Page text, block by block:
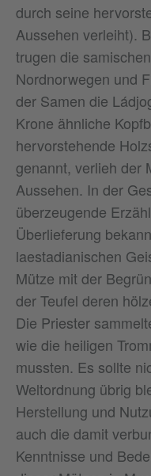
durch seine
Aussehen verleiht).
trugen die
Nordnorwegen und
der Samen die
Krone ähnliche
hervorstehende
genannt, verlieh der
Aussehen. In der
überzeugende
Überlieferung
laestadianischen
Mütze mit der
der Teufel deren
Die Priester
wie die heiligen
mussten. Es sollte
Weltordnung übrig
Herstellung und
auch die damit
Kenntnisse und